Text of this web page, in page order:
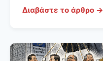
Διαβάστε το άρθρο →